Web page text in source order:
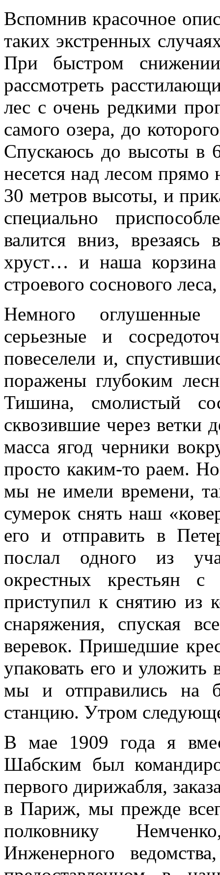
Вспомнив красочное
таких экстренных
При быстром
рассмотреть
лес с очень редкими
самого озера, до
Спускаюсь до высоты в
несется над лесом
30 метров высоты, и
специально
валится вниз, врезаясь
хруст… и наша корзина
строевого соснового
Немного
серьезные и
повеселели и,
поражены глубоким
Тишина, смолистый
сквозившие через ветки
масса ягод черники
просто каким-то раем.
мы не имели времени,
сумерок снять наш
его и отправить в
послал одного из
окрестных крестьян
приступил к снятию из
снаряжения, спуская
веревок. Пришедшие
упаковать его и уложить
мы и отправились на
станцию. Утром
В мае 1909 года я
Шабским был
первого дирижабля,
в Париж, мы прежде
полковнику
Инженерного